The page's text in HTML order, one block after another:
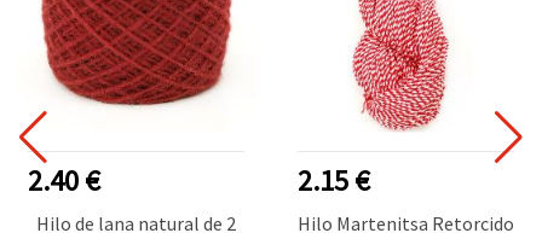
2.40 €
Hilo de lana natural de 2
2.15 €
Hilo Martenitsa Retorcido